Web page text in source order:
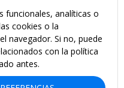
funcionales, analíticas o
cookies o la
navegador. Si no, puede
con la política
antes.